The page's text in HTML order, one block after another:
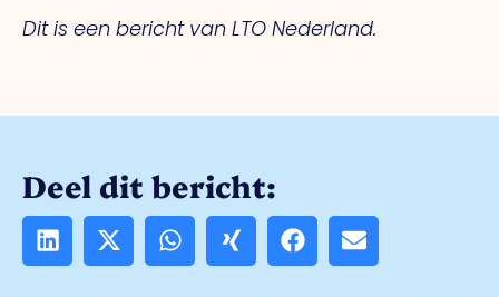
Dit is een bericht van LTO Nederland.
Deel dit bericht: